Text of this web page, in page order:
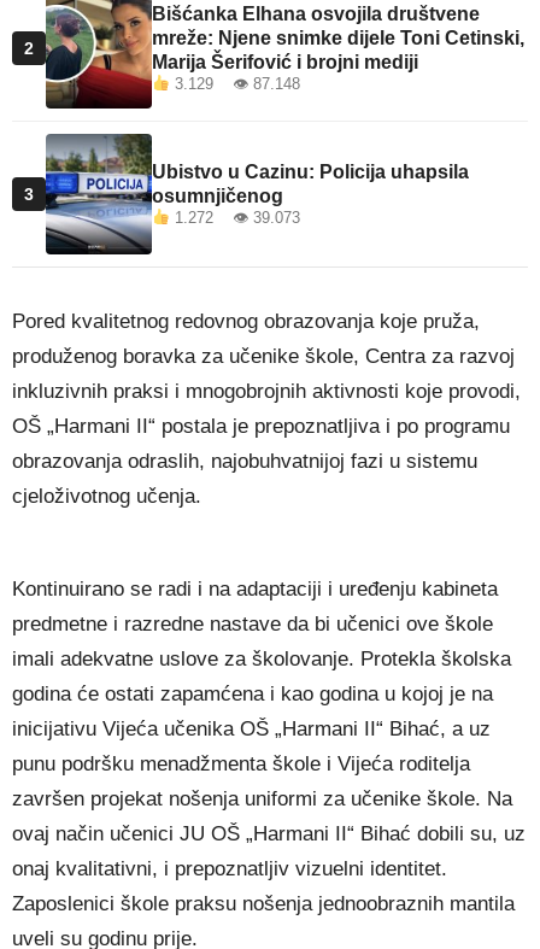
2
Bišćanka Elhana osvojila društvene
mreže: Njene snimke dijele Toni Cetinski,
Marija Šerifović i brojni mediji
3.129 👁 87.148
3
Ubistvo u Cazinu: Policija uhapsila
osumnjičenog
1.272 👁 39.073
Pored kvalitetnog redovnog obrazovanja koje pruža,
produženog boravka za učenike škole, Centra za razvoj
inkluzivnih praksi i mnogobrojnih aktivnosti koje provodi,
OŠ „Harmani II“ postala je prepoznatljiva i po programu
obrazovanja odraslih, najobuhvatnijoj fazi u sistemu
cjeloživotnog učenja.
Kontinuirano se radi i na adaptaciji i uređenju kabineta
predmetne i razredne nastave da bi učenici ove škole
imali adekvatne uslove za školovanje. Protekla školska
godina će ostati zapamćena i kao godina u kojoj je na
inicijativu Vijeća učenika OŠ „Harmani II“ Bihać, a uz
punu podršku menadžmenta škole i Vijeća roditelja
završen projekat nošenja uniformi za učenike škole. Na
ovaj način učenici JU OŠ „Harmani II“ Bihać dobili su, uz
onaj kvalitativni, i prepoznatljiv vizuelni identitet.
Zaposlenici škole praksu nošenja jednoobraznih mantila
uveli su godinu prije.